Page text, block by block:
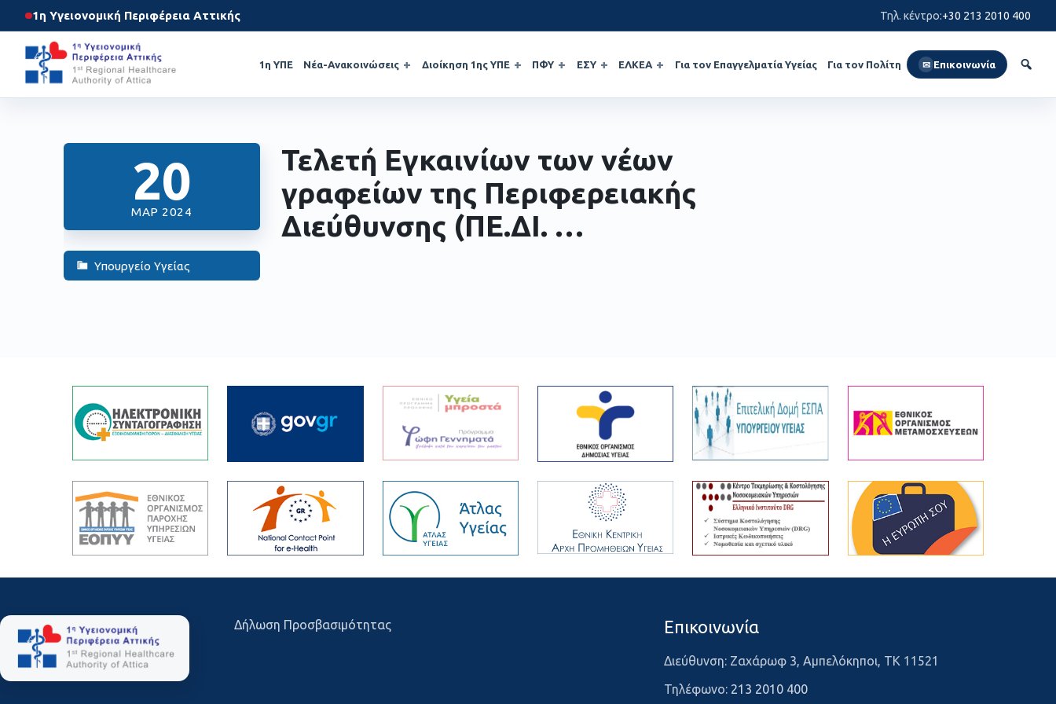
1η Υγειονομική Περιφέρεια Αττικής Τηλ. κέντρο:+30 213 2010 400
1η ΥΠΕ Νέα-Ανακοινώσεις Διοίκηση 1ης ΥΠΕ ΠΦΥ ΕΣΥ ΕΛΚΕΑ Για τον Επαγγελματία Υγείας Για τον Πολίτη ✉ Επικοινωνία
20
ΜΑΡ 2024
Υπουργείο Υγείας
Τελετή Εγκαινίων των νέων
γραφείων της Περιφερειακής
Διεύθυνσης (ΠΕ.ΔΙ. …
Δήλωση Προσβασιμότητας Επικοινωνία
Διεύθυνση: Ζαχάρωφ 3, Αμπελόκηποι, ΤΚ 11521
Τηλέφωνο: 213 2010 400